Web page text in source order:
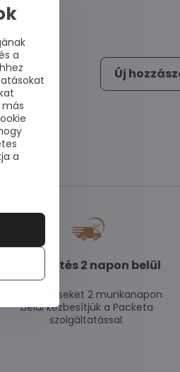
Új
E-
mail
Kézbesítés 2 napon belül
A rendeléseket 2 munkanapon
belül kézbesítjük a Packeta
szolgáltatással.
a
a